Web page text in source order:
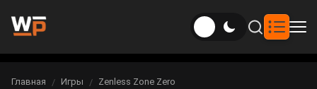
Новости
Вы здесь:
Главная Игры Zenless Zone Zero